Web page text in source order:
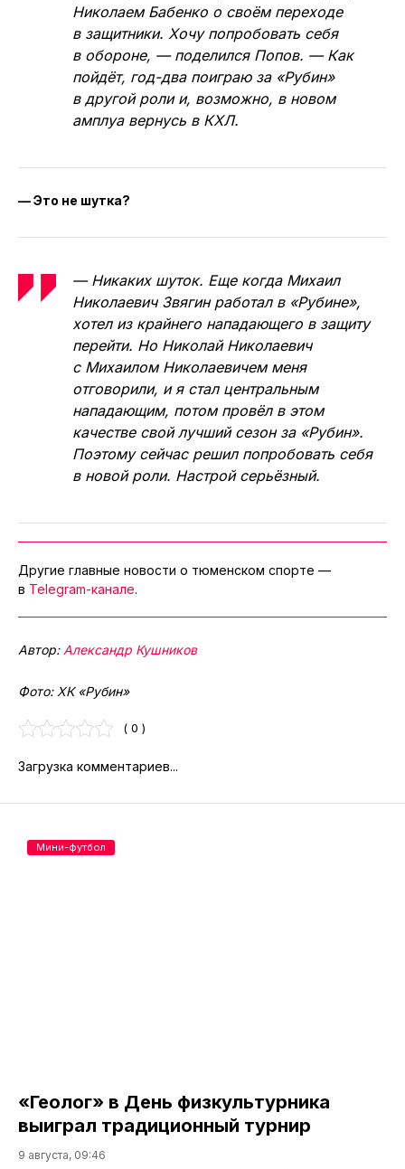
Николаем Бабенко о своём переходе
в защитники. Хочу попробовать себя
в обороне, — поделился Попов. — Как
пойдёт, год-два поиграю за «Рубин»
в другой роли и, возможно, в новом
амплуа вернусь в КХЛ.
— Это не шутка?
— Никаких шуток. Еще когда Михаил
Николаевич Звягин работал в «Рубине»,
хотел из крайнего нападающего в защиту
перейти. Но Николай Николаевич
с Михаилом Николаевичем меня
отговорили, и я стал центральным
нападающим, потом провёл в этом
качестве свой лучший сезон за «Рубин».
Поэтому сейчас решил попробовать себя
в новой роли. Настрой серьёзный.
Другие главные новости о тюменском спорте —
в Telegram-канале.
Автор: Александр Кушников
Фото: ХК «Рубин»
( 0 )
Загрузка комментариев...
«Геолог» в День физкультурника
выиграл традиционный турнир
9 августа, 09:46
Мини-футбол